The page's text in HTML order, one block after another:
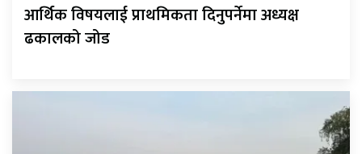
आर्थिक विषयलाई प्राथमिकता दिनुपर्नेमा अध्यक्ष
ढकालको जोड